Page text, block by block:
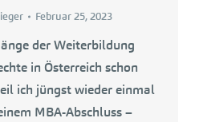
Februar 25, 2023
der Weiterbildung
in Österreich schon
ich jüngst wieder einmal
MBA-Abschluss –